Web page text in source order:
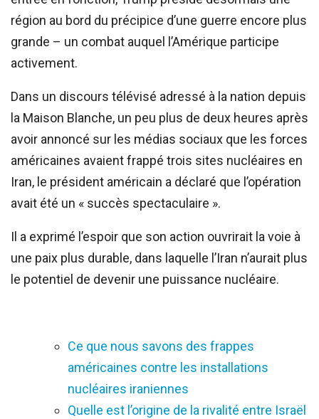
région au bord du précipice d’une guerre encore plus
grande – un combat auquel l’Amérique participe
activement.
Dans un discours télévisé adressé à la nation depuis
la Maison Blanche, un peu plus de deux heures après
avoir annoncé sur les médias sociaux que les forces
américaines avaient frappé trois sites nucléaires en
Iran, le président américain a déclaré que l’opération
avait été un « succès spectaculaire ».
Il a exprimé l’espoir que son action ouvrirait la voie à
une paix plus durable, dans laquelle l’Iran n’aurait plus
le potentiel de devenir une puissance nucléaire.
Ce que nous savons des frappes
américaines contre les installations
nucléaires iraniennes
Quelle est l’origine de la rivalité entre Israël